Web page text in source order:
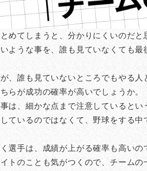
めてしまうと、分かりにくいのだと
ような事を、誰も見ていなくても
、誰も見ていないところでもやる人
らが成功の確率が高いでしょうか。
は、細かな点まで注意しているとい
ているのではなくて、野球をする
選手は、成績が上がる確率も高いの
トのことも気がつくので、チーム